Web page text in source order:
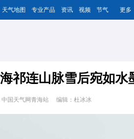
天气地图 专业产品 资讯 视频 节气 更多
祁连山脉雪后宛如水
中国天气网青海站 编辑：杜冰冰